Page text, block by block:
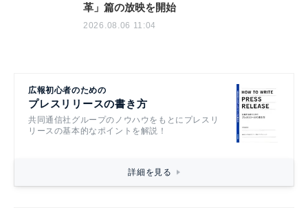
革」篇の放映を開始
2026.08.06 11:04
広報初心者のための
プレスリリースの書き方
共同通信社グループのノウハウをもとにプレスリ
リースの基本的なポイントを解説！
詳細を見る